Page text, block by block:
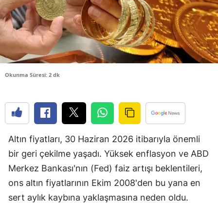
Burdur
Bursa
Çanakkale
Çankırı
Denizli
Diyarbakır
Edirne
Elazığ
Erzincan
Okunma Süresi: 2 dk
Altın fiyatları, 30 Haziran 2026 itibarıyla önemli
bir geri çekilme yaşadı. Yüksek enflasyon ve ABD
Merkez Bankası'nın (Fed) faiz artışı beklentileri,
ons altın fiyatlarının Ekim 2008'den bu yana en
sert aylık kaybına yaklaşmasına neden oldu.